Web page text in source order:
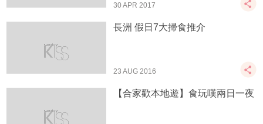
30 APR 2017
長洲 假日7大掃食推介
23 AUG 2016
【合家歡本地遊】食玩嘆兩日一夜